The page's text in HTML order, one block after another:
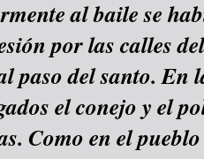
al baile se
por las calles
paso del santo. En
el conejo y el
Como en el